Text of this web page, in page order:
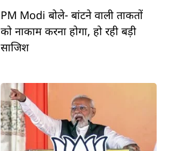
PM Modi बोले- बांटने वाली ताकतों
को नाकाम करना होगा, हो रही बड़ी
साजिश